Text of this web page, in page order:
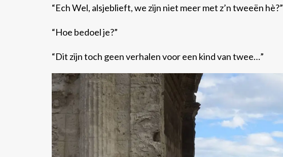
“Ech Wel, alsjeblieft, we zijn niet meer met z’n tweeën hè?”
“Hoe bedoel je?”
“Dit zijn toch geen verhalen voor een kind van twee…”